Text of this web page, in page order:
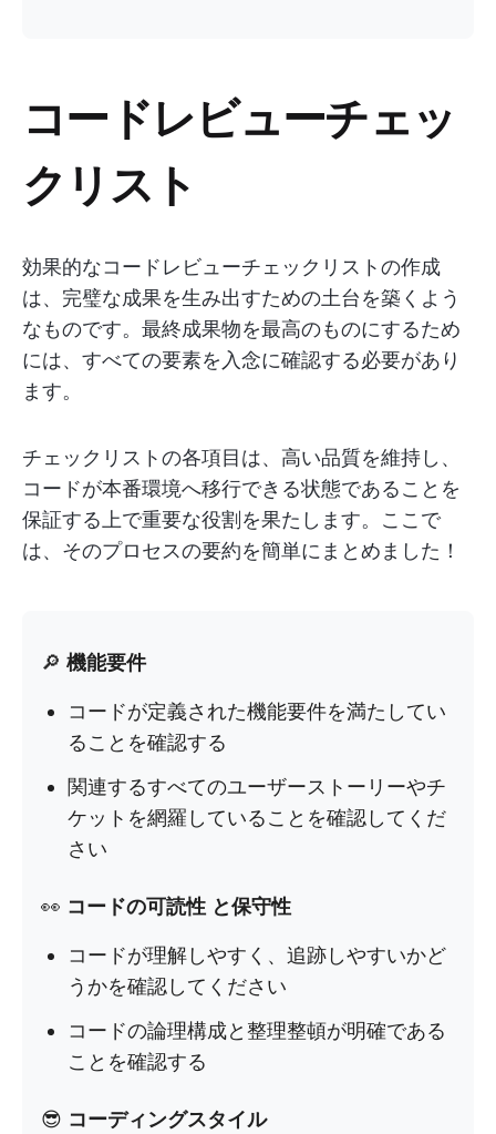
コードレビューチェッ
クリスト
効果的なコードレビューチェックリストの作成
は、完璧な成果を生み出すための土台を築くよう
なものです。最終成果物を最高のものにするため
には、すべての要素を入念に確認する必要があり
ます。
チェックリストの各項目は、高い品質を維持し、
コードが本番環境へ移行できる状態であることを
保証する上で重要な役割を果たします。ここで
は、そのプロセスの要約を簡単にまとめました！
🔎 機能要件
コードが定義された機能要件を満たしてい
ることを確認する
関連するすべてのユーザーストーリーやチ
ケットを網羅していることを確認してくだ
さい
👀 コードの可読性 と保守性
コードが理解しやすく、追跡しやすいかど
うかを確認してください
コードの論理構成と整理整頓が明確である
ことを確認する
😎 コーディングスタイル